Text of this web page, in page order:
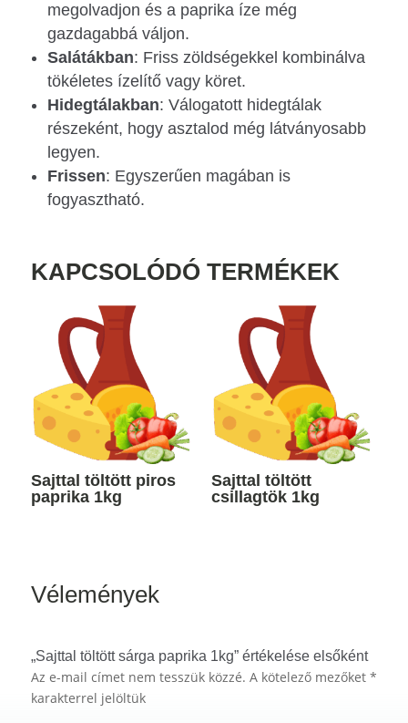
megolvadjon és a paprika íze még
gazdagabbá váljon.
Salátákban: Friss zöldségekkel kombinálva
tökéletes ízelítő vagy köret.
Hidegtálakban: Válogatott hidegtálak
részeként, hogy asztalod még látványosabb
legyen.
Frissen: Egyszerűen magában is
fogyasztható.
KAPCSOLÓDÓ TERMÉKEK
Sajttal töltött piros
paprika 1kg
Sajttal töltött
csillagtök 1kg
Vélemények
„Sajttal töltött sárga paprika 1kg” értékelése elsőként
Az e-mail címet nem tesszük közzé. A kötelező mezőket *
karakterrel jelöltük